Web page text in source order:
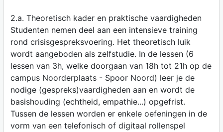
2.a. Theoretisch kader en praktische vaardigheden
Studenten nemen deel aan een intensieve training
rond crisisgespreksvoering. Het theoretisch luik
wordt aangeboden als zelfstudie. In de lessen (6
lessen van 3h, welke doorgaan van 18h tot 21h op de
campus Noorderplaats - Spoor Noord) leer je de
nodige (gespreks)vaardigheden aan en wordt de
basishouding (echtheid, empathie...) opgefrist.
Tussen de lessen worden er enkele oefeningen in de
vorm van een telefonisch of digitaal rollenspel